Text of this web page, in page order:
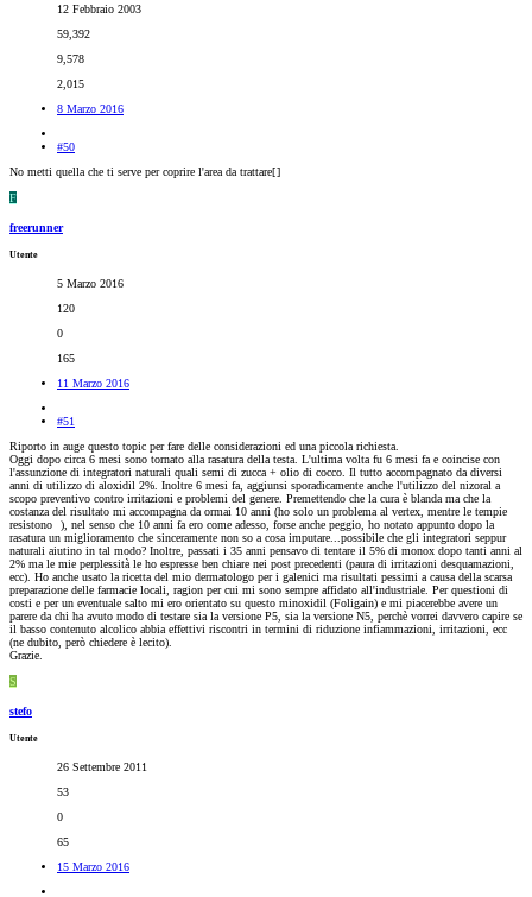
12 Febbraio 2003
59,392
9,578
2,015
8 Marzo 2016
#50
No metti quella che ti serve per coprire l'area da trattare[]
F
freerunner
Utente
5 Marzo 2016
120
0
165
11 Marzo 2016
#51
Riporto in auge questo topic per fare delle considerazioni ed una piccola richiesta.
Oggi dopo circa 6 mesi sono tornato alla rasatura della testa. L'ultima volta fu 6 mesi fa e coincise con
l'assunzione di integratori naturali quali semi di zucca + olio di cocco. Il tutto accompagnato da diversi
anni di utilizzo di aloxidil 2%. Inoltre 6 mesi fa, aggiunsi sporadicamente anche l'utilizzo del nizoral a
scopo preventivo contro irritazioni e problemi del genere. Premettendo che la cura è blanda ma che la
costanza del risultato mi accompagna da ormai 10 anni (ho solo un problema al vertex, mentre le tempie
resistono
), nel senso che 10 anni fa ero come adesso, forse anche peggio, ho notato appunto dopo la
rasatura un miglioramento che sinceramente non so a cosa imputare...possibile che gli integratori seppur
naturali aiutino in tal modo? Inoltre, passati i 35 anni pensavo di tentare il 5% di monox dopo tanti anni al
2% ma le mie perplessità le ho espresse ben chiare nei post precedenti (paura di irritazioni desquamazioni,
ecc). Ho anche usato la ricetta del mio dermatologo per i galenici ma risultati pessimi a causa della scarsa
preparazione delle farmacie locali, ragion per cui mi sono sempre affidato all'industriale. Per questioni di
costi e per un eventuale salto mi ero orientato su questo minoxidil (Foligain) e mi piacerebbe avere un
parere da chi ha avuto modo di testare sia la versione P5, sia la versione N5, perchè vorrei davvero capire se
il basso contenuto alcolico abbia effettivi riscontri in termini di riduzione infiammazioni, irritazioni, ecc
(ne dubito, però chiedere è lecito).
Grazie.
S
stefo
Utente
26 Settembre 2011
53
0
65
15 Marzo 2016